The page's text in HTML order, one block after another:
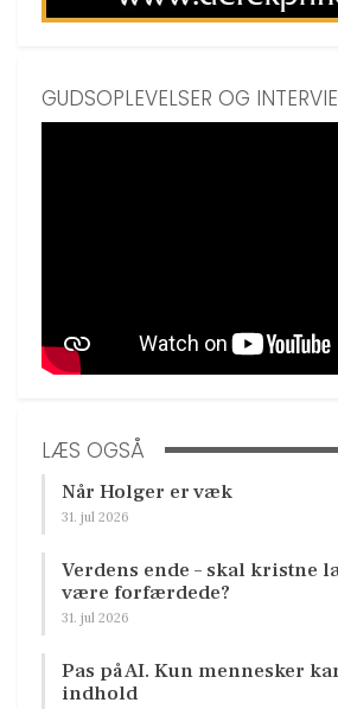
GUDSOPLEVELSER OG
LÆS OGSÅ
Når Holger er væk
31. jul 2026
Verdens ende – skal kristne
være forfærdede?
31. jul 2026
Pas på AI. Kun mennesker
indhold